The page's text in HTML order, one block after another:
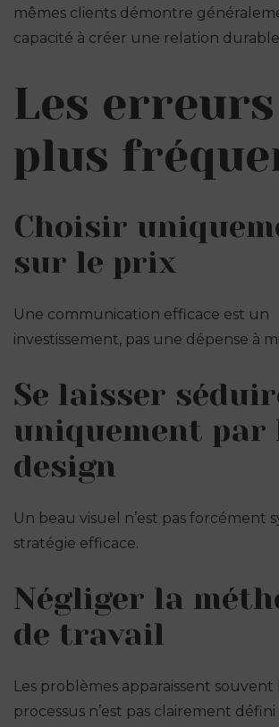
mêmes clients démontre
capacité à créer une relation
Les
plus
Choisir
sur le prix
Une communication efficace est un
investissement, pas une dépense à
Se laisser
uniquement par
design
Un beau visuel n’est pas forcément
stratégie efficace.
Négliger la
de travail
Les problèmes apparaissent
processus n’est pas clairement défini